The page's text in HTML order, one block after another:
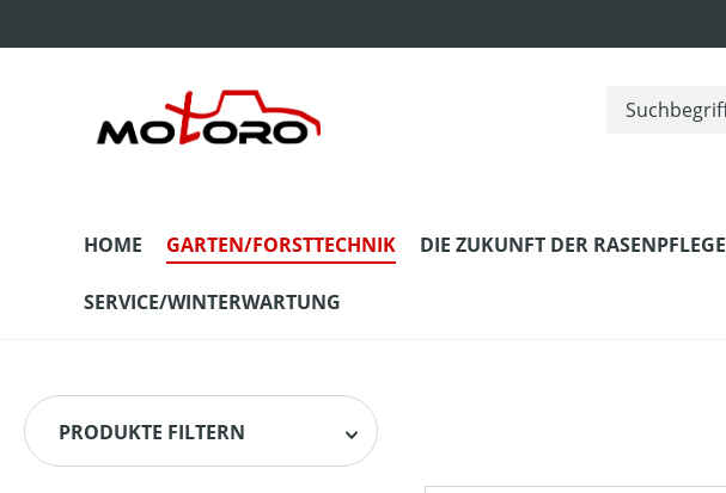
HOME GARTEN/FORSTTECHNIK DIE ZUKUNFT DER RASENPFLEGE
SERVICE/WINTERWARTUNG
PRODUKTE FILTERN